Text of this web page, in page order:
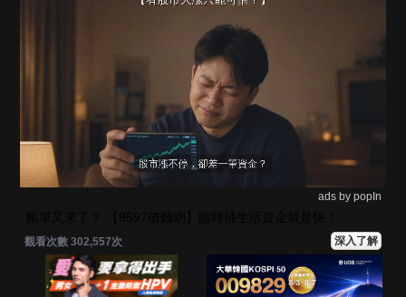
ads by popIn
觀看次數 302,557次 深入了解